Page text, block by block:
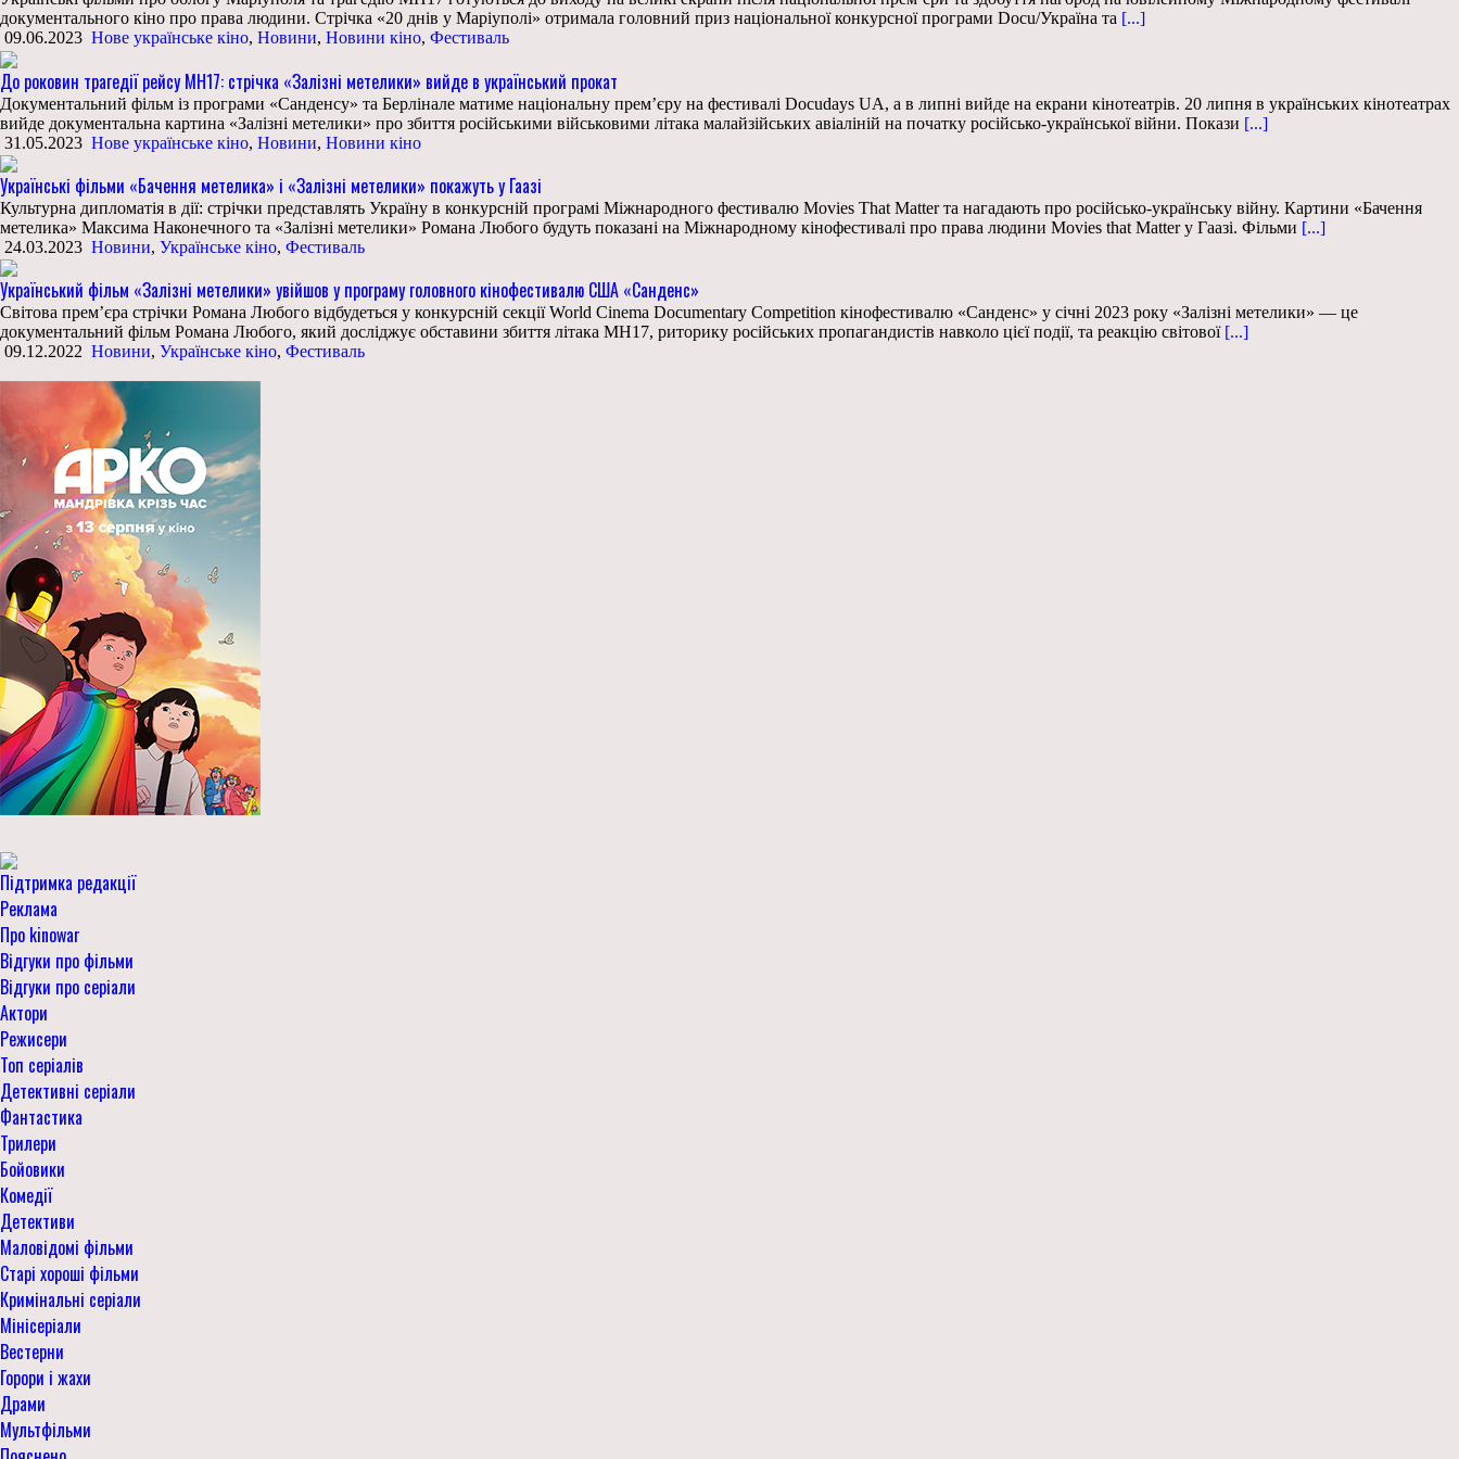
документального кіно про права людини. Стрічка «20 днів у Маріуполі» отримала головний приз національної конкурсної програми Docu/Україна та [...]
09.06.2023 Нове українське кіно, Новини, Новини кіно, Фестиваль
До роковин трагедії рейсу MH17: стрічка «Залізні метелики» вийде в український прокат
Документальний фільм із програми «Санденсу» та Берлінале матиме національну прем’єру на фестивалі Docudays UA, а в липні вийде на екрани кінотеатрів. 20 липня в українських кінотеатрах
вийде документальна картина «Залізні метелики» про збиття російськими військовими літака малайзійських авіаліній на початку російсько-української війни. Покази [...]
31.05.2023 Нове українське кіно, Новини, Новини кіно
Українські фільми «Бачення метелика» і «Залізні метелики» покажуть у Гаазі
Культурна дипломатія в дії: стрічки представлять Україну в конкурсній програмі Міжнародного фестивалю Movies That Matter та нагадають про російсько-українську війну. Картини «Бачення
метелика» Максима Наконечного та «Залізні метелики» Романа Любого будуть показані на Міжнародному кінофестивалі про права людини Movies that Matter у Гаазі. Фільми [...]
24.03.2023 Новини, Українське кіно, Фестиваль
Український фільм «Залізні метелики» увійшов у програму головного кінофестивалю США «Санденс»
Світова прем’єра стрічки Романа Любого відбудеться у конкурсній секції World Cinema Documentary Competition кінофестивалю «Санденс» у січні 2023 року «Залізні метелики» — це
документальний фільм Романа Любого, який досліджує обставини збиття літака MH17, риторику російських пропагандистів навколо цієї події, та реакцію світової[...]
09.12.2022 Новини, Українське кіно, Фестиваль
Підтримка редакції
Реклама
Про kinowar
Відгуки про фільми
Відгуки про серіали
Актори
Режисери
Топ серіалів
Детективні серіали
Фантастика
Трилери
Бойовики
Комедії
Детективи
Маловідомі фільми
Старі хороші фільми
Кримінальні серіали
Мінісеріали
Вестерни
Горори і жахи
Драми
Мультфільми